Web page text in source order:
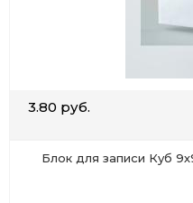
3.80 руб.
Блок для записи Куб